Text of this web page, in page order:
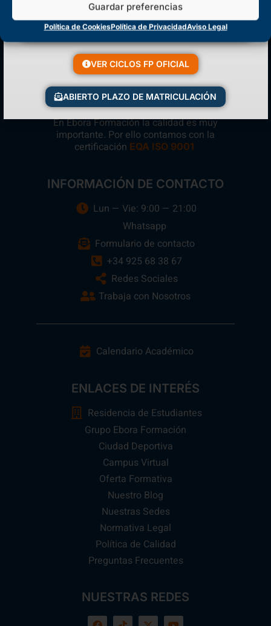
Guardar preferencias
Política de CookiesPolítica de PrivacidadAviso Legal
En Ebora Formación la calidad es muy
importante. Por ello contamos con la
certificación EQA ISO 9001
INFORMACIÓN DE CONTACTO
Lun — Vie: 9:00 — 21:00
Whatsapp
Formulario de contacto
+34 925 68 38 67
Redes Sociales
Trabaja con Nosotros
Calendario Académico
ENLACES DE INTERÉS
Residencia de Estudiantes
Grupo Ebora Formación
Ciudad Deportiva
Campus Virtual
Oferta Formativa
Nuestro Blog
Nuestras Sedes
Normativa Legal
Política de Calidad
Preguntas Frecuentes
NUESTRAS REDES
VER CICLOS FP OFICIAL
ABIERTO PLAZO DE MATRICULACIÓN